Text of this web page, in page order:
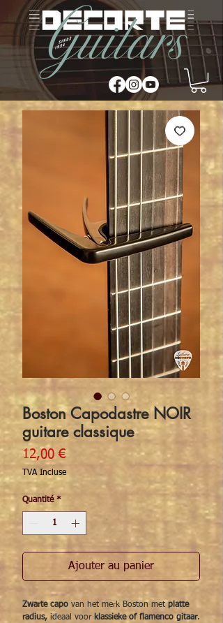
Boston Capodastre NOIR
guitare classique
12,00 €Prix
TVA Incluse
Quantité *
Ajouter au panier
Zwarte capo van het merk Boston met platte
radius, ideaal voor klassieke of flamenco gitaar.